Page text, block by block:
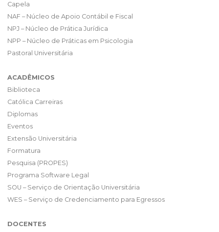
Capela
NAF – Núcleo de Apoio Contábil e Fiscal
NPJ – Núcleo de Prática Jurídica
NPP – Núcleo de Práticas em Psicologia
Pastoral Universitária
ACADÊMICOS
Biblioteca
Católica Carreiras
Diplomas
Eventos
Extensão Universitária
Formatura
Pesquisa (PROPES)
Programa Software Legal
SOU – Serviço de Orientação Universitária
WES – Serviço de Credenciamento para Egressos
DOCENTES